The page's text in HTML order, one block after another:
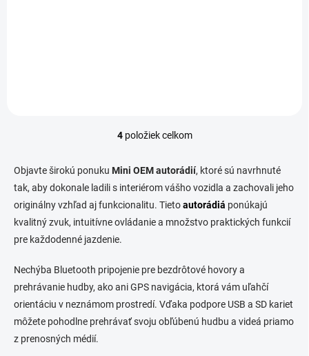
O
l
d
a
c
r
v
k
y
v
4položiek celkom
Objavte širokú ponuku Mini OEM autorádií, ktoré sú navrhnuté
tak, aby dokonale ladili s interiérom vášho vozidla a zachovali jeho
originálny vzhľad aj funkcionalitu. Tietoautorádiá ponúkajú
kvalitný zvuk, intuitívne ovládanie a množstvo praktických funkcií
pre každodenné jazdenie.
Nechýba Bluetooth pripojenie pre bezdrôtové hovory a
prehrávanie hudby, ako ani GPS navigácia, ktorá vám uľahčí
orientáciu v neznámom prostredí. Vďaka podpore USB a SD kariet
môžete pohodlne prehrávať svoju obľúbenú hudbu a videá priamo
z prenosných médií.